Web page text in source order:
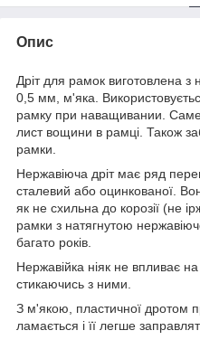
Опис
Дріт для рамок виготовлена з
0,5 мм, м'яка.
рамку при наващивании. Саме
лист вощини в рамці. Також
рамки.
Нержавіюча дріт має ряд
сталевий або оцинкованої.
як не схильна до корозії (не
рамки з натягнутою
багато років.
Нержавійка ніяк не впливає
стикаючись з ними.
З м'якою, пластичної дротом
ламається і її легше